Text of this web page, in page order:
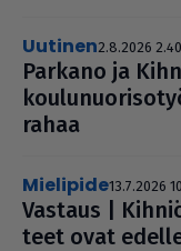
uutinen2.8.2026 2.40
Parkano ja
ra­haa
mielipide13.7.2026
Vastaus |
teet ovat